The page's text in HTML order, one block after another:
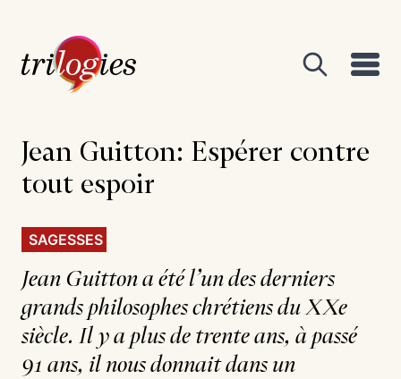
Jean Guitton: Espérer contre
tout espoir
SAGESSES
Jean Guitton a été l’un des derniers
grands philosophes chrétiens du XXe
siècle. Il y a plus de trente ans, à passé
91 ans, il nous donnait dans un